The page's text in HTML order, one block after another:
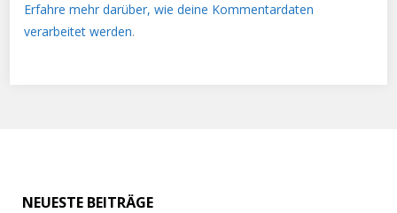
Erfahre mehr darüber, wie deine Kommentardaten
verarbeitet werden.
NEUESTE BEITRÄGE